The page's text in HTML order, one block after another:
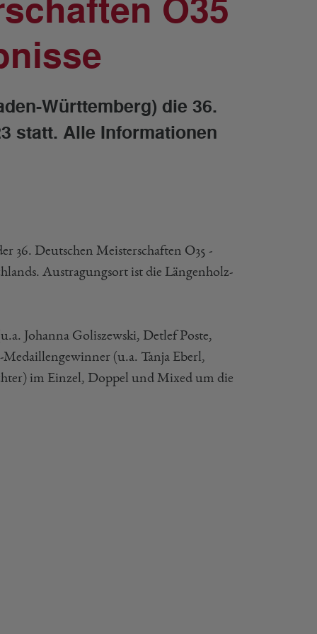
O35
Württemberg) die 36.
statt. Alle Informationen
36. Deutschen Meisterschaften O35 -
Austragungsort ist die Längenholz-
Johanna Goliszewski, Detlef Poste,
(u.a. Tanja Eberl,
im Einzel, Doppel und Mixed um die